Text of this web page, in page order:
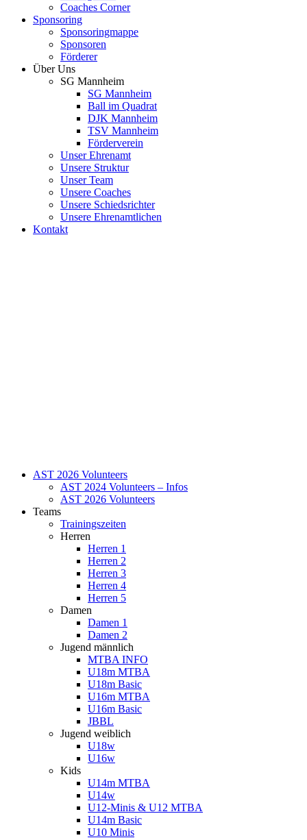
Coaches Corner
Sponsoring
Sponsoringmappe
Sponsoren
Förderer
Über Uns
SG Mannheim
SG Mannheim
Ball im Quadrat
DJK Mannheim
TSV Mannheim
Förderverein
Unser Ehrenamt
Unsere Struktur
Unser Team
Unsere Coaches
Unsere Schiedsrichter
Unsere Ehrenamtlichen
Kontakt
AST 2026 Volunteers
AST 2024 Volunteers – Infos
AST 2026 Volunteers
Teams
Trainingszeiten
Herren
Herren 1
Herren 2
Herren 3
Herren 4
Herren 5
Damen
Damen 1
Damen 2
Jugend männlich
MTBA INFO
U18m MTBA
U18m Basic
U16m MTBA
U16m Basic
JBBL
Jugend weiblich
U18w
U16w
Kids
U14m MTBA
U14w
U12-Minis & U12 MTBA
U14m Basic
U10 Minis